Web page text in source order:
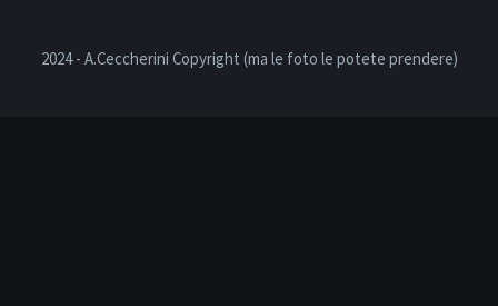
2024 - A.Ceccherini Copyright (ma le foto le potete prendere)